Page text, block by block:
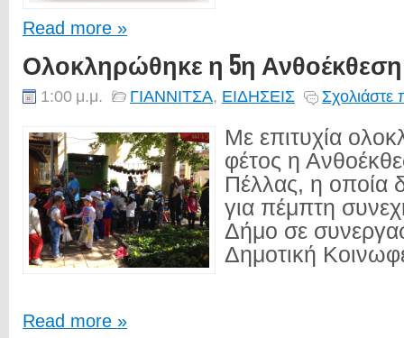
Read more »
Ολοκληρώθηκε η 5η
1:00 μ.μ. ΓΙΑΝΝΙΤΣΑ, ΕΙΔΗΣΕΙΣ Σχολιάστε
Με επιτυχία
φέτος η
Πέλλας, η οποία
για πέμπτη
Δήμο σε
Δημοτική
Read more »